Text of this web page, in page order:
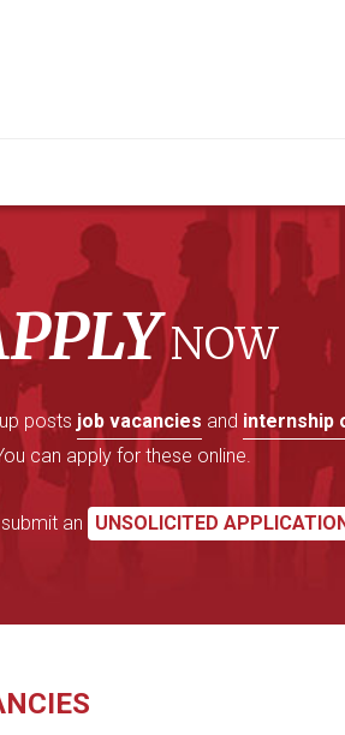
NOW
posts job vacancies and internship
can apply for these online.
an UNSOLICITED